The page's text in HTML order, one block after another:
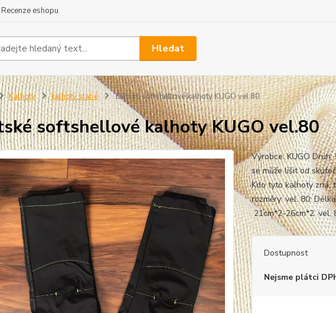
Recenze eshopu
Hledat
Kalhoty kalhoty slabé Dětské softshellové kalhoty KUGO vel.80
softshellové kalhoty KUGO vel.80
Výrobce: KUGO
se může lišit od
Kdo tyto kalhoty zná,
rozměry: vel. 80:
21cm*2-26cm*2. vel.
Dostupnost
Nejsme plátci